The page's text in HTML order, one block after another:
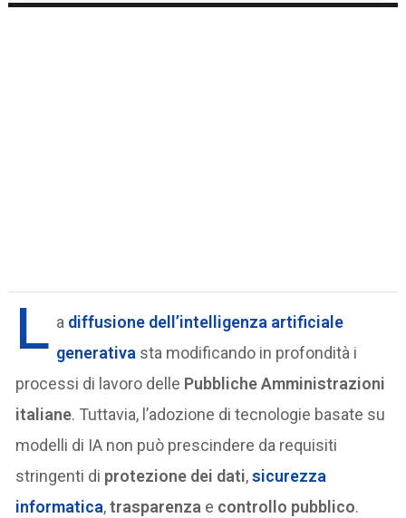
L a diffusione dell’intelligenza artificiale
generativa sta modificando in profondità i
processi di lavoro delle Pubbliche Amministrazioni
italiane. Tuttavia, l’adozione di tecnologie basate su
modelli di IA non può prescindere da requisiti
stringenti di protezione dei dati,sicurezza
informatica,trasparenza e controllo pubblico.